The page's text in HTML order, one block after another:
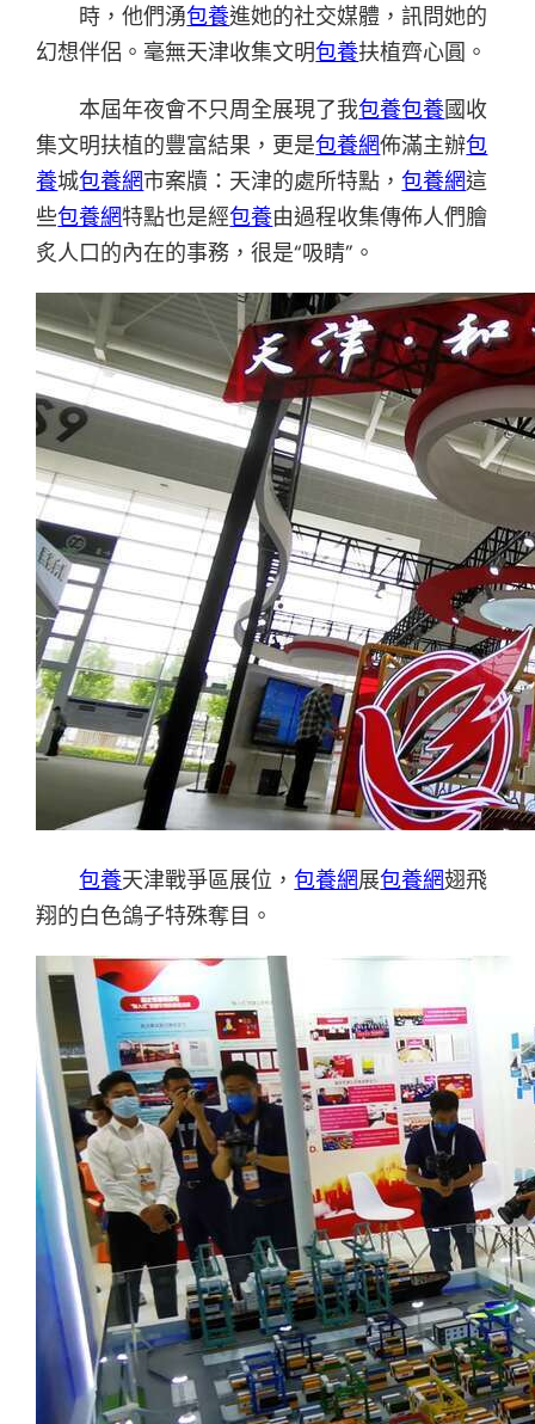
時，他們湧包養進她的社交媒體，訊問她的
幻想伴侶。毫無天津收集文明包養扶植齊心圓。
本屆年夜會不只周全展現了我包養包養國收
集文明扶植的豐富結果，更是包養網佈滿主辦包
養城包養網市案牘：天津的處所特點，包養網這
些包養網特點也是經包養由過程收集傳佈人們膾
炙人口的內在的事務，很是“吸睛”。
包養天津戰爭區展位，包養網展包養網翅飛
翔的白色鴿子特殊奪目。